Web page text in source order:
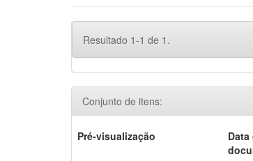
Resultado 1-1 de 1.
Conjunto de itens:
Pré-visualização
Data